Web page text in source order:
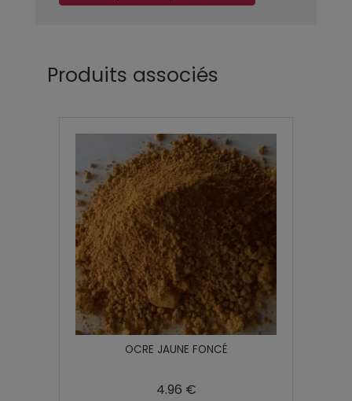
Produits associés
OCRE JAUNE FONCÉ
4.96 €